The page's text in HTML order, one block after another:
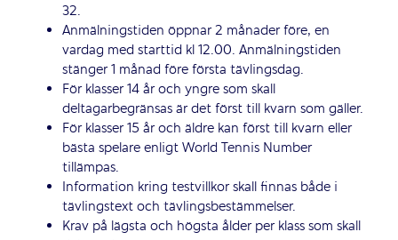
32.
Anmälningstiden öppnar 2 månader före, en
vardag med starttid kl 12.00. Anmälningstiden
stänger 1 månad före första tävlingsdag.
För klasser 14 år och yngre som skall
deltagarbegränsas är det först till kvarn som gäller.
För klasser 15 år och äldre kan först till kvarn eller
bästa spelare enligt World Tennis Number
tillämpas.
Information kring testvillkor skall finnas både i
tävlingstext och tävlingsbestämmelser.
Krav på lägsta och högsta ålder per klass som skall